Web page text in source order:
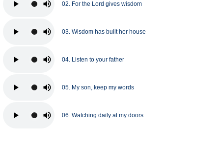
02. For the Lord gives wisdom
03. Wisdom has built her house
04. Listen to your father
05. My son, keep my words
06. Watching daily at my doors